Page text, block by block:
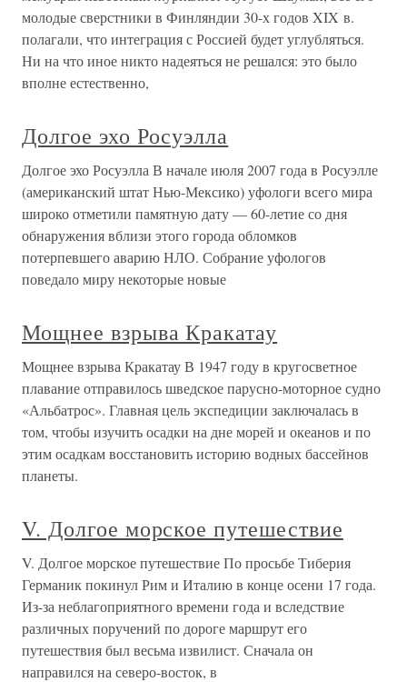
молодые сверстники в Финляндии 30-х годов XIX в.
полагали, что интеграция с Россией будет углубляться.
Ни на что иное никто надеяться не решался: это было
вполне естественно,
Долгое эхо Росуэлла
Долгое эхо Росуэлла В начале июля 2007 года в Росуэлле
(американский штат Нью-Мексико) уфологи всего мира
широко отметили памятную дату — 60-летие со дня
обнаружения вблизи этого города обломков
потерпевшего аварию НЛО. Собрание уфологов
поведало миру некоторые новые
Мощнее взрыва Кракатау
Мощнее взрыва Кракатау В 1947 году в кругосветное
плавание отправилось шведское парусно-моторное судно
«Альбатрос». Главная цель экспедиции заключалась в
том, чтобы изучить осадки на дне морей и океанов и по
этим осадкам восстановить историю водных бассейнов
планеты.
V. Долгое морское путешествие
V. Долгое морское путешествие По просьбе Тиберия
Германик покинул Рим и Италию в конце осени 17 года.
Из-за неблагоприятного времени года и вследствие
различных поручений по дороге маршрут его
путешествия был весьма извилист. Сначала он
направился на северо-восток, в